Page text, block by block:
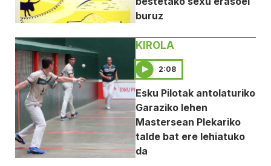
buruz
KIROLA
2:08
Esku Pilotak antolaturiko
Garaziko lehen
Mastersean Plekariko
talde bat ere lehiatuko
da